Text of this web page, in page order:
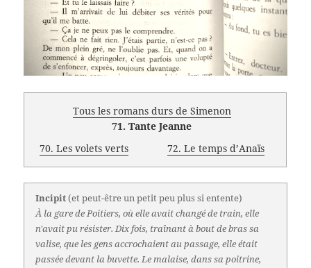
Tous les romans durs de Simenon
71. Tante Jeanne
70. Les volets verts
72. Le temps d’Anaïs
Incipit(et peut-être un petit peu plus si entente)
À la gare de Poitiers, où elle avait changé de train, elle
n'avait pu résister. Dix fois, traînant à bout de bras sa
valise, que les gens accrochaient au passage, elle était
passée devant la buvette. Le malaise, dans sa poitrine,